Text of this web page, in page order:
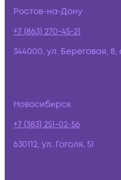
Ростов-на-Дону
+7 (863) 270-45-21
344000, ул. Береговая, 8,
Новосибирск
+7 (383) 251-02-56
630112, ул. Гоголя, 51